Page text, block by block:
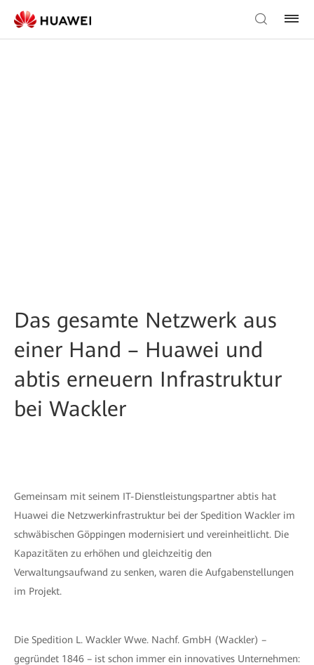
Das gesamte Netzwerk aus
einer Hand – Huawei und
abtis erneuern Infrastruktur
bei Wackler
Gemeinsam mit seinem IT-Dienstleistungspartner abtis hat
Huawei die Netzwerkinfrastruktur bei der Spedition Wackler im
schwäbischen Göppingen modernisiert und vereinheitlicht. Die
Kapazitäten zu erhöhen und gleichzeitig den
Verwaltungsaufwand zu senken, waren die Aufgabenstellungen
im Projekt.
Die Spedition L. Wackler Wwe. Nachf. GmbH (Wackler) –
gegründet 1846 – ist schon immer ein innovatives Unternehmen: